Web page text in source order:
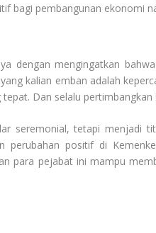
bagi pembangunan ekonomi
dengan mengingatkan
kalian emban adalah
Dan selalu
seremonial, tetapi menjadi
perubahan positif di
para pejabat ini mampu